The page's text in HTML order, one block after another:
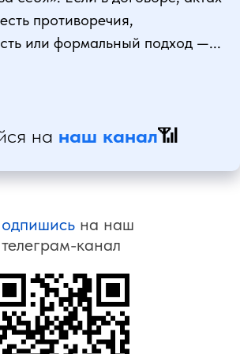
противоречия,
или формальный подход —...
на наш канал📶
на наш
телеграм-канал